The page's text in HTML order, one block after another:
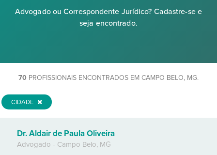
Advogado ou Correspondente Jurídico? Cadastre-se e
seja encontrado.
70 PROFISSIONAIS ENCONTRADOS EM CAMPO BELO, MG.
CIDADE
Dr. Aldair de Paula Oliveira
Advogado - Campo Belo, MG